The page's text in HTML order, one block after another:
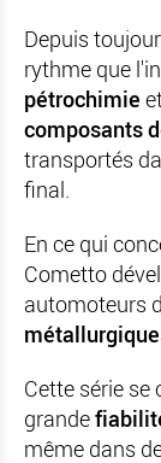
Depuis
rythme que
pétrochimie
composants
transportés
final.
En ce qui
Cometto
automoteurs
Cette série
grande
même dans